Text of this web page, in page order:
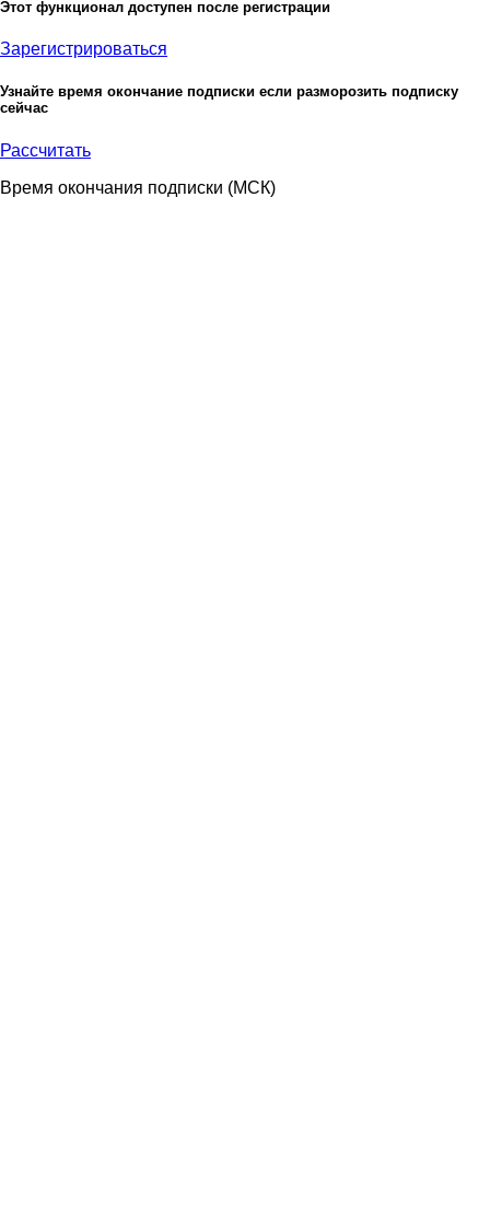
Этот функционал доступен после регистрации
Зарегистрироваться
Узнайте время окончание подписки если разморозить подписку
сейчас
Рассчитать
Время окончания подписки (МСК)